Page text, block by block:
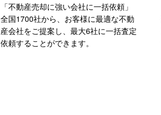
「不動産売却に強い会社に一括依頼」
全国1700社から、お客様に最適な不動
産会社をご提案し、最大6社に一括査定
依頼することができます。